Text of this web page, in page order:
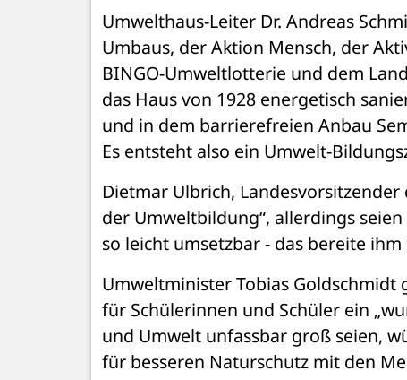
Umwelthaus-Leiter Dr. Andreas
Umbaus, der Aktion Mensch, der
BINGO-Umweltlotterie und dem
das Haus von 1928 energetisch
und in dem barrierefreien Anbau
Es entsteht also ein Umwelt-
Dietmar Ulbrich,
der Umweltbildung“, allerdings
so leicht umsetzbar - das bereite ihm
Umweltminister Tobias Goldschmidt
für Schülerinnen und Schüler ein
und Umwelt unfassbar groß seien,
für besseren Naturschutz mit den